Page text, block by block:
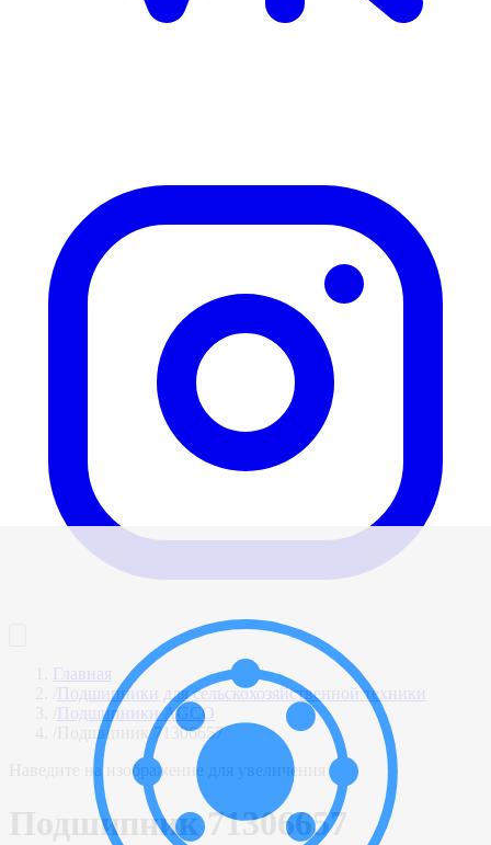
Главная
Подшипники для сельскохозяйственной техники
Подшипники AGCO
Подшипник 71306657
Наведите на изображение для увеличения
Подшипник 71306657